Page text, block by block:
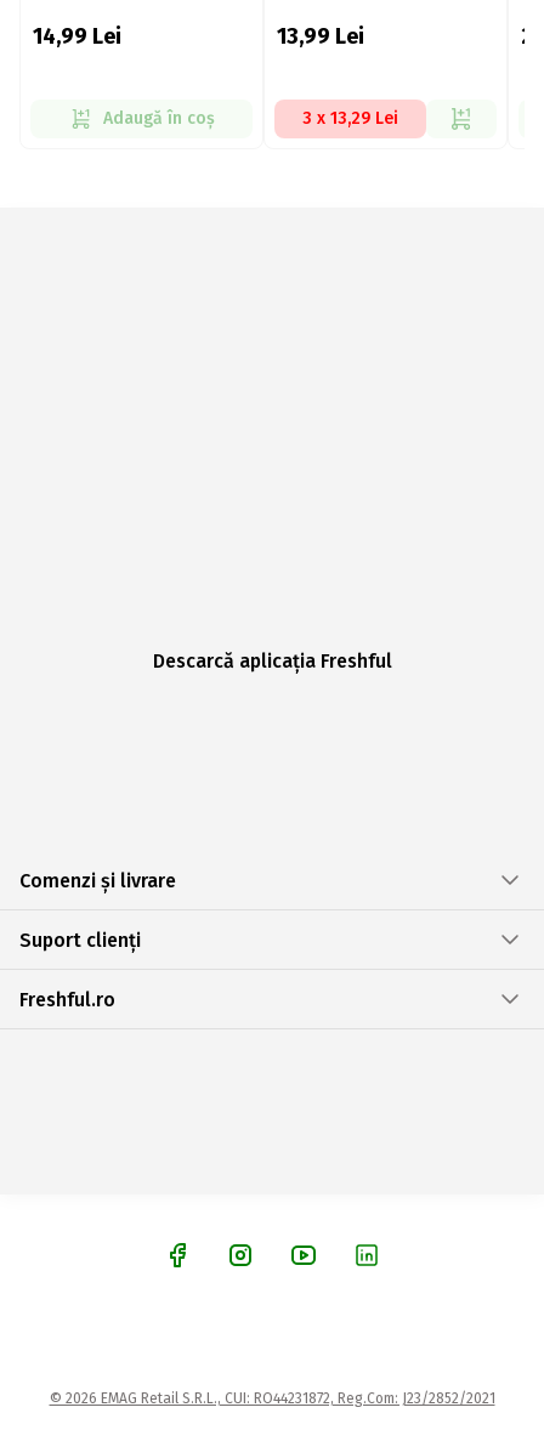
14,99 Lei
Adaugă în coș
13,99 Lei
3 x 13,29 Lei
Descarcă aplicația Freshful
Comenzi și livrare
Suport clienți
Freshful.ro
© 2026 EMAG Retail S.R.L., CUI: RO44231872, Reg.Com: J23/2852/2021